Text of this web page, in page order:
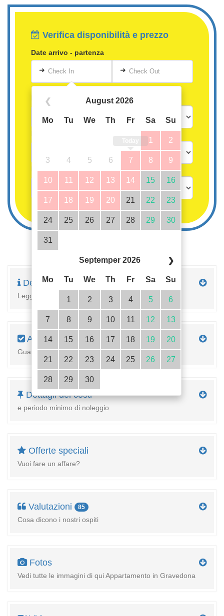
Verifica disponibilità e prezzo
Date arrivo - partenza
➜ Check In
❮ August 2026
Mo Tu We Th Fr Sa Su
1 2
3 4 5 6 7 8 9
10 11 12 13 14 15 16
17 18 19 20 21 22 23
24 25 26 27 28 29 30
31
Septemper 2026 ❯
Mo Tu We Th Fr Sa Su
1 2 3 4 5 6
7 8 9 10 11 12 13
14 15 16 17 18 19 20
21 22 23 24 25 26 27
28 29 30
➜ Check Out
Persone
Bambini fino a 3 anni gratis
Descrizione
Leggi la descrizione completa della proprietà qui
Attrezzature
Guarda i dettagli dell'alloggiamento
Dettagli dei costi
e periodo minimo di noleggio
Offerte speciali
Vuoi fare un affare?
Valutazioni 85
Cosa dicono i nostri ospiti
Fotos
Vedi tutte le immagini di qui Appartamento in Gravedona